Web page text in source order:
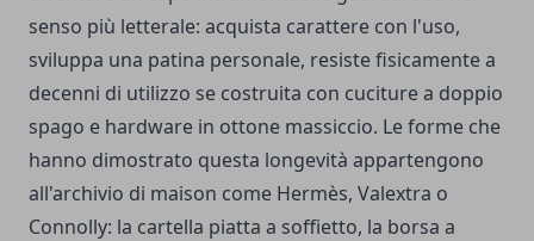
senso più letterale: acquista carattere con l'uso,
sviluppa una patina personale, resiste fisicamente a
decenni di utilizzo se costruita con cuciture a doppio
spago e hardware in ottone massiccio. Le forme che
hanno dimostrato questa longevità appartengono
all'archivio di maison come Hermès, Valextra o
Connolly: la cartella piatta a soffietto, la borsa a